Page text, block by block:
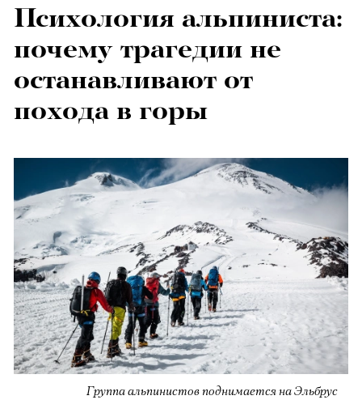
Психология альпиниста:
почему трагедии не
останавливают от
похода в горы
Группа альпинистов поднимается на Эльбрус